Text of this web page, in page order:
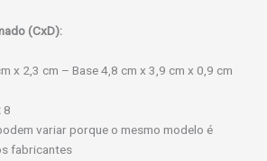
(CxD):
x 2,3 cm – Base 4,8 cm x 3,9 cm x 0,9 cm
8
variar porque o mesmo modelo é
fabricantes